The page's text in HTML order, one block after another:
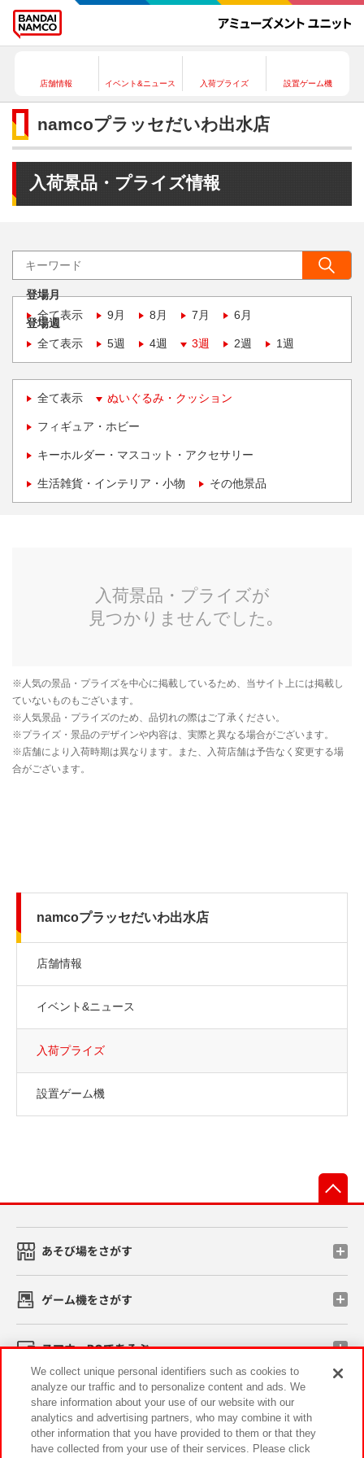
店舗情報 イベント&ニュース 入荷プライズ 設置ゲーム機
namcoプラッセだいわ出水店
入荷景品・プライズ情報
登場月
全て表示
9月 8月 7月 6月
登場週
全て表示
5週 4週 3週 2週 1週
全て表示 ぬいぐるみ・クッション
フィギュア・ホビー
キーホルダー・マスコット・アクセサリー
生活雑貨・インテリア・小物 その他景品
namcoプラッセだいわ出水店
店舗情報
イベント&ニュース
入荷プライズ
設置ゲーム機
あそび場をさがす
ゲーム機をさがす
スマホ・PCであそぶ
イベント・キャンペーン
We collect unique personal identifiers such as cookies to
analyze our traffic and to personalize content and ads. We
share information about your use of our website with our
analytics and advertising partners, who may combine it with
other information that you have provided to them or that they
have collected from your use of their services. Please click